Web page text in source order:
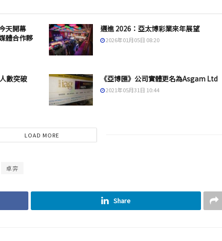
天開幕
體合作夥
邁進 2026：亞太博彩業來年展望
2026年01月05日 08:20
數突破
《亞博匯》公司實體更名為Asgam Ltd
2021年05月31日 10:44
LOAD MORE
卓弈
Share